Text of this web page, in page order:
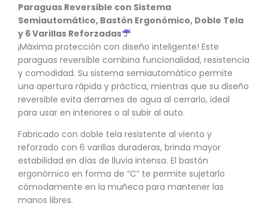
Paraguas Reversible con Sistema
Semiautomático, Bastón Ergonómico, Doble Tela
y 6 Varillas Reforzadas
¡Máxima protección con diseño inteligente! Este
paraguas reversible combina funcionalidad, resistencia
y comodidad. Su sistema semiautomático permite
una apertura rápida y práctica, mientras que su diseño
reversible evita derrames de agua al cerrarlo, ideal
para usar en interiores o al subir al auto.
Fabricado con doble tela resistente al viento y
reforzado con 6 varillas duraderas, brinda mayor
estabilidad en días de lluvia intensa. El bastón
ergonómico en forma de “C” te permite sujetarlo
cómodamente en la muñeca para mantener las
manos libres.